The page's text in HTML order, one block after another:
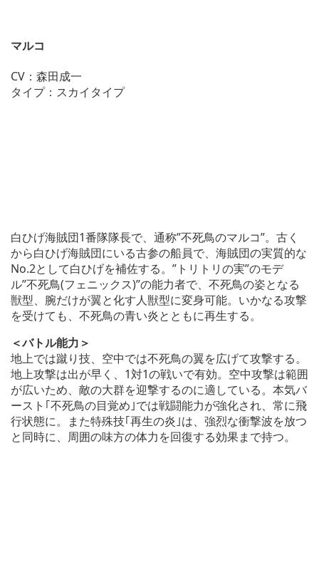
マルコ
CV：森田成一
タイプ：スカイタイプ
白ひげ海賊団1番隊隊長で、通称”不死鳥のマルコ”。古く
から白ひげ海賊団にいる古参の船員で、海賊団の実質的な
No.2として白ひげを補佐する。”トリトリの実”のモデ
ル”不死鳥(フェニックス)”の能力者で、不死鳥の姿となる
獣型、腕だけが翼と化す人獣型に変身可能。いかなる攻撃
を受けても、不死鳥の青い炎とともに再生する。
＜バトル能力＞
地上では蹴り技、空中では不死鳥の翼を広げて攻撃する。
地上攻撃は出が早く、1対1の戦いで有効。空中攻撃は範囲
が広いため、敵の大群を迎撃するのに適している。本気バ
ースト｢不死鳥の目覚め｣では戦闘能力が強化され、常に飛
行状態に。また特殊技｢再生の炎｣は、強烈な衝撃波を放つ
と同時に、周囲の味方の体力を回復する効果まで持つ。